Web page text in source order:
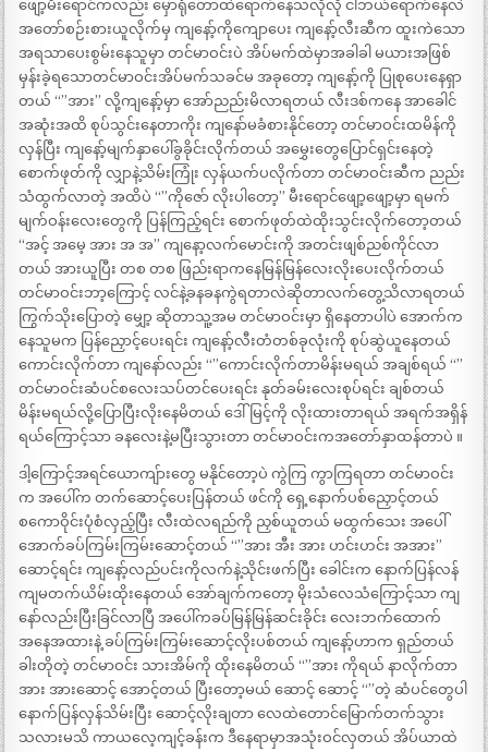
ဖျော့မီးရောင်ကလည်း မှောရုံတောထဲရောက်နေသလိုလို ငါဘယ်ရောက်နေလဲ
အတော်စဉ်းစားယူလိုက်မှ ကျနော့်ကိုကျောပေး ကျနော့်လီးဆီက ထူးကဲသော
အရသာပေးစွမ်းနေသူမှာ တင်မာဝင်းပဲ အိပ်မက်ထဲမှာအခါခါ မယားအဖြစ်
မှန်းခဲ့ရသောတင်မာဝင်းအိပ်မက်သခင်မ အခုတော့ ကျနော့်ကို ပြုစုပေးနေရှာ
တယ် “”အား” လို့ကျနော့်မှာ အော်ညည်းမိလာရတယ် လီးဒစ်ကနေ အာခေါင်
အဆုံးအထိ စုပ်သွင်းနေတာကိုး ကျနော်မခံစားနိုင်တော့ တင်မာဝင်းထမိန်ကို
လှန်ပြီး ကျနော့်မျက်နှာပေါ်ခွခိုင်းလိုက်တယ် အမွှေးတွေပြောင်ရှင်းနေတဲ့
စောက်ဖုတ်ကို လျှာနဲ့သိမ်းကြုံး လှန်ယက်ပလိုက်တာ တင်မာဝင်းဆီက ညည်း
သံထွက်လာတဲ့ အထိပဲ “”ကိုဇော် လိုးပါတော့” မီးရောင်ဖျော့ဖျော့မှာ ရမက်
မျက်ဝန်းလေးတွေကို ပြန်ကြည့်ရင်း စောက်ဖုတ်ထဲထိုးသွင်းလိုက်တော့တယ်
“အင့် အမေ့ အား အ အ” ကျနော့လက်မောင်းကို အတင်းဖျစ်ညစ်ကိုင်လာ
တယ် အားယူပြီး တစ တစ ဖြည်းရာကနေမြန်မြန်လေးလိုးပေးလိုက်တယ်
တင်မာဝင်းဘာ့ကြောင့် လင်နဲ့ခနခနကွဲရတာလဲဆိုတာလက်တွေ့သိလာရတယ်
ကြွက်သိုးပြောတဲ့ မျှော့ ဆိုတာသူ့အမ တင်မာဝင်းမှာ ရှိနေတာပါပဲ အောက်က
နေသူမက ပြန်ညှောင့်ပေးရင်း ကျနော့်လီးတံတစ်ခုလုံးကို စုပ်ဆွဲယူနေတယ်
ကောင်းလိုက်တာ ကျနော်လည်း “”ကောင်းလိုက်တာမိန်းမရယ် အချစ်ရယ် “”
တင်မာဝင်းဆံပင်စလေးသပ်တင်ပေးရင်း နုတ်ခမ်းလေးစုပ်ရင်း ချစ်တယ်
မိန်းမရယ်လို့ပြောပြီးလိုးနေမိတယ် ဒေါ်မြင့်ကို လိုးထားတာရယ် အရက်အရှိန်
ရယ်ကြောင့်သာ ခနလေးနဲ့မပြီးသွားတာ တင်မာဝင်းကအတော်နှာထန်တာပဲ ။
ဒါ့ကြောင့်အရင်ယောကျ်ားတွေ မနိုင်တော့ပဲ ကွဲကြ ကွာကြရတာ တင်မာဝင်း
က အပေါ်က တက်ဆောင့်ပေးပြန်တယ် ဖင်ကို ရှေ့နောက်ပစ်ညှောင့်တယ်
စကောဝိုင်းပုံစံလှည့်ပြီး လီးထဲလရည်ကို ညှစ်ယူတယ် မထွက်သေး အပေါ်
အောက်ခပ်ကြမ်းကြမ်းဆောင့်တယ် “”အား အီး အား ဟင်းဟင်း အအား”
ဆောင့်ရင်း ကျနော့်လည်ပင်းကိုလက်နဲ့သိုင်းဖက်ပြီး ခေါင်းက နောက်ပြန်လန်
ကျမတက်ယိမ်းထိုးနေတယ် အော်ချက်ကတော့ မိုးသံလေသံကြောင့်သာ ကျ
နော်လည်းပြီးခြင်လာပြီ အပေါ်ကခပ်မြန်မြန်ဆင်းခိုင်း လေးဘက်ထောက်
အနေအထားနဲ့ ခပ်ကြမ်းကြမ်းဆောင့်လိုးပစ်တယ် ကျနော့်ဟာက ရှည်တယ်
ခါးတိုတဲ့ တင်မာဝင်း သားအိမ်ကို ထိုးနေမိတယ် “”အား ကိုရယ် နာလိုက်တာ
အား အားဆောင့် အောင့်တယ် ပြီးတော့မယ် ဆောင့် ဆောင့် “”တဲ့ ဆံပင်တွေပါ
နောက်ပြန်လှန်သိမ်းပြီး ဆောင့်လိုးချတာ လေထဲတောင်မြောက်တက်သွား
သလားမသိ ကာယလေ့ကျင့်ခန်းက ဒီနေရာမှာအသုံးဝင်လှတယ် အိပ်ယာထဲ